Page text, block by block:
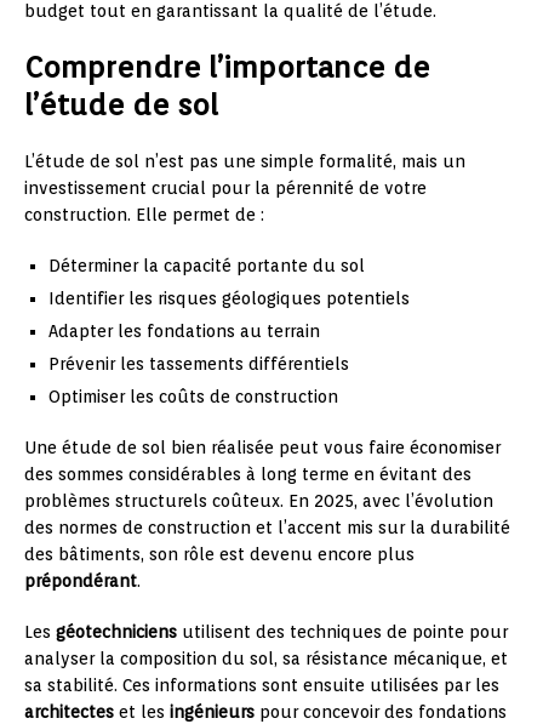
budget tout en garantissant la qualité de l’étude.
Comprendre l’importance de
l’étude de sol
L’étude de sol n’est pas une simple formalité, mais un
investissement crucial pour la pérennité de votre
construction. Elle permet de :
Déterminer la capacité portante du sol
Identifier les risques géologiques potentiels
Adapter les fondations au terrain
Prévenir les tassements différentiels
Optimiser les coûts de construction
Une étude de sol bien réalisée peut vous faire économiser
des sommes considérables à long terme en évitant des
problèmes structurels coûteux. En 2025, avec l’évolution
des normes de construction et l’accent mis sur la durabilité
des bâtiments, son rôle est devenu encore plus
prépondérant.
Les géotechniciens utilisent des techniques de pointe pour
analyser la composition du sol, sa résistance mécanique, et
sa stabilité. Ces informations sont ensuite utilisées par les
architectes et les ingénieurs pour concevoir des fondations